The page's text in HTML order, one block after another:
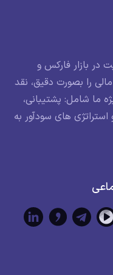
در بازار فارکس و
را بصورت دقیق، نقد
ما شامل: پشتیبانی،
های سودآور به